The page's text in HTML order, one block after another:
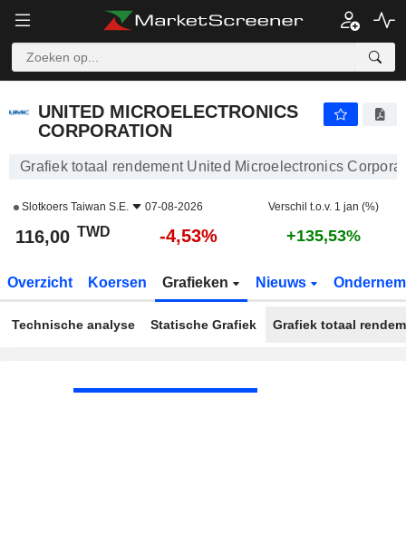
UNITED MICROELECTRONICS
CORPORATION
Grafiek totaal rendement United Microelectronics
Slotkoers Taiwan S.E. 07-08-2026 Verschil t.o.v. 1 jan (%)
116,00 TWD -4,53% +135,53%
Overzicht Koersen Grafieken Nieuws
Technische analyse Statische Grafiek Grafiek totaal